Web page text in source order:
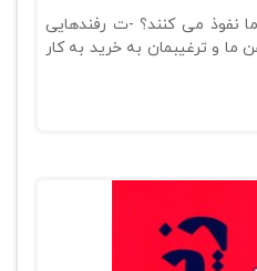
نفوذ می کنند؟ -ت رفندهایی
و ترغیبمان به خرید به کار